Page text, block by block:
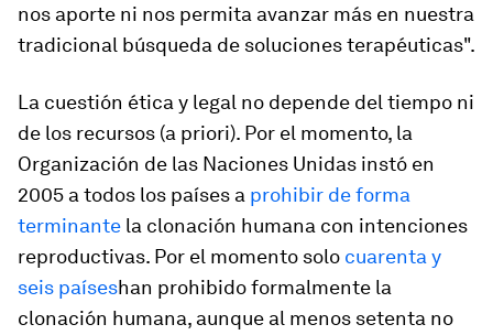
nos aporte ni nos permita avanzar más en nuestra
tradicional búsqueda de soluciones terapéuticas".
La cuestión ética y legal no depende del tiempo ni
de los recursos (a priori). Por el momento, la
Organización de las Naciones Unidas instó en
2005 a todos los países a prohibir de forma
terminante la clonación humana con intenciones
reproductivas. Por el momento solo cuarenta y
seis paíseshan prohibido formalmente la
clonación humana, aunque al menos setenta no